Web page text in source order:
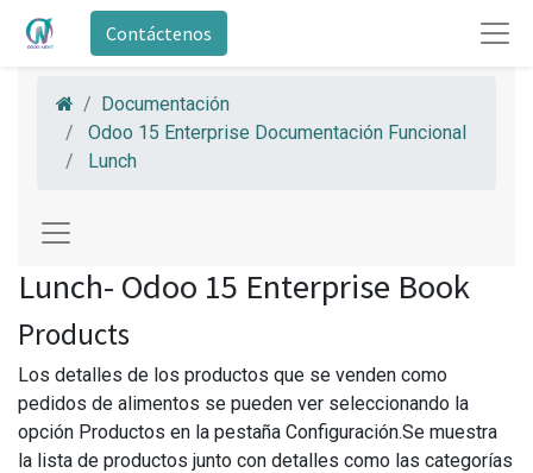
Contáctenos
Documentación
Odoo 15 Enterprise Documentación Funcional
Lunch
Lunch- Odoo 15 Enterprise Book
Products
Los detalles de los productos que se venden como
pedidos de alimentos se pueden ver seleccionando la
opción Productos en la pestaña Configuración.Se muestra
la lista de productos junto con detalles como las categorías